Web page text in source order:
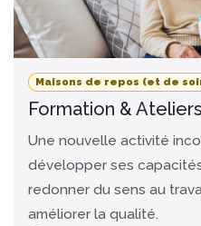
Maisons de repos (et de
Formation &
Une nouvelle activité
développer ses
redonner du sens au
améliorer la qualité.